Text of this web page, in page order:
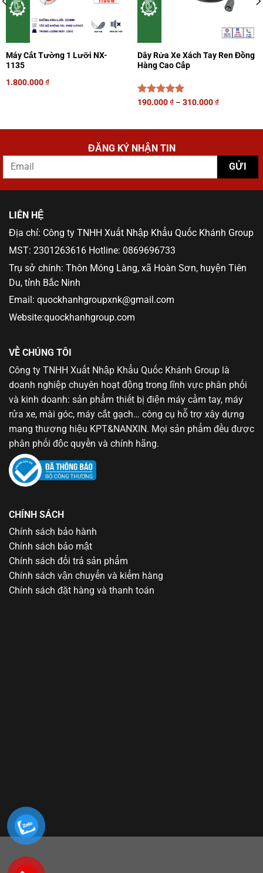
Máy Cắt Tường 1 Lưỡi NX-
1135
1.800.000₫
Dây Rửa Xe Xách Tay Ren Đồng
Hàng Cao Cấp
Được xếp
190.000₫– 310.000₫
ĐĂNG KÝ NHẬN TIN
LIÊN HỆ
Địa chỉ: Công ty TNHH Xuất Nhập Khẩu Quốc Khánh Group
MST: 2301263616 Hotline: 0869696733
Trụ sở chính: Thôn Móng Làng, xã Hoàn Sơn, huyện Tiên
Du, tỉnh Bắc Ninh
Email: quockhanhgroupxnk@gmail.com
Website:quockhanhgroup.com
VỀ CHÚNG TÔI
Công ty TNHH Xuất Nhập Khẩu Quốc Khánh Group là
doanh nghiệp chuyên hoạt động trong lĩnh vực phân phối
và kinh doanh: sản phẩm thiết bị điện máy cầm tay, máy
rửa xe, mài góc, máy cắt gạch… công cụ hỗ trợ xây dựng
mang thương hiệu KPT&NANXIN. Mọi sản phẩm đều được
phân phối độc quyền và chính hãng.
CHÍNH SÁCH
Chính sách bảo hành
Chính sách bảo mật
Chính sách đổi trả sản phẩm
Chính sách vận chuyển và kiểm hàng
Chính sách đặt hàng và thanh toán